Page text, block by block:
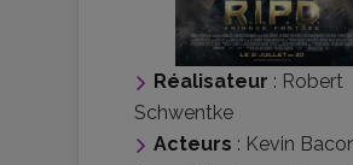
Réalisateur : Robert
Schwentke
Acteurs : Kevin